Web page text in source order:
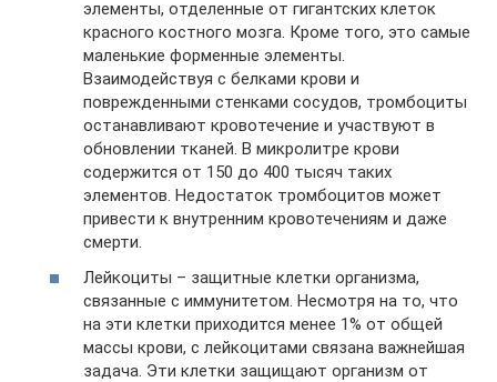
элементы, отделенные от гигантских клеток
красного костного мозга. Кроме того, это самые
маленькие форменные элементы.
Взаимодействуя с белками крови и
поврежденными стенками сосудов, тромбоциты
останавливают кровотечение и участвуют в
обновлении тканей. В микролитре крови
содержится от 150 до 400 тысяч таких
элементов. Недостаток тромбоцитов может
привести к внутренним кровотечениям и даже
смерти.
Лейкоциты – защитные клетки организма,
связанные с иммунитетом. Несмотря на то, что
на эти клетки приходится менее 1% от общей
массы крови, с лейкоцитами связана важнейшая
задача. Эти клетки защищают организм от